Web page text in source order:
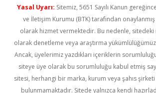
Yasal Uyarı: Sitemiz, 5651 Sayılı Kanun
ve İletişim Kurumu (BTK) tarafından onaylanmış
olarak hizmet vermektedir. Bu nedenle,
olarak denetleme veya araştırma
Ancak, üyelerimiz yazdıkları içeriklerin
siteye üye olarak bu sorumluluğu kabul etmiş
sitesi, herhangi bir marka, kurum veya şahıs şirketi
bulunmamaktadır. Sitede yalnızca kendi